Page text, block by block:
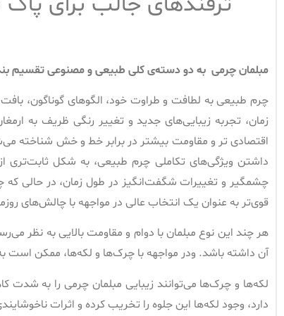
مبلمان چرمی به دو دسته‌ی کلی طبیعی و مصنوعی تقسیم
چرم طبیعی به لطافت و طراوت خود، الگوهای گوناگون،
زمان، تجربه زیبایی‌های جدید و تغییر رنگی ظریف به
اقتصادی تر و مقاومت بیشتر در برابر خط و خش شناخته
داشتن ویژگی‌های تکاملی چرم طبیعی، به شکل ثابت‌تری
چشمگیر و تغییرات شگفت‌انگیز در طول زمان، در حالی
قوی‌تر به عنوان یک انتخاب عالی در مواجهه با چالش‌های
هر چند این نوع مبلمان با دوام و مقاومت بالایی به نظر
آن داشته باشد. ودر مواجهه با چرک‌ها و لکه‌ها، ممکن است
لکه‌ها و چرک‌ها می‌توانند زیبایی مبلمان چرمی را به
دارد، وجود لکه‌ها این جلوه را تخریب کرده و اثرات